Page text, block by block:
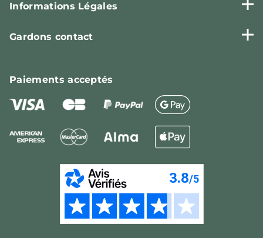
Informations Légales
Gardons contact
Paiementsacceptés